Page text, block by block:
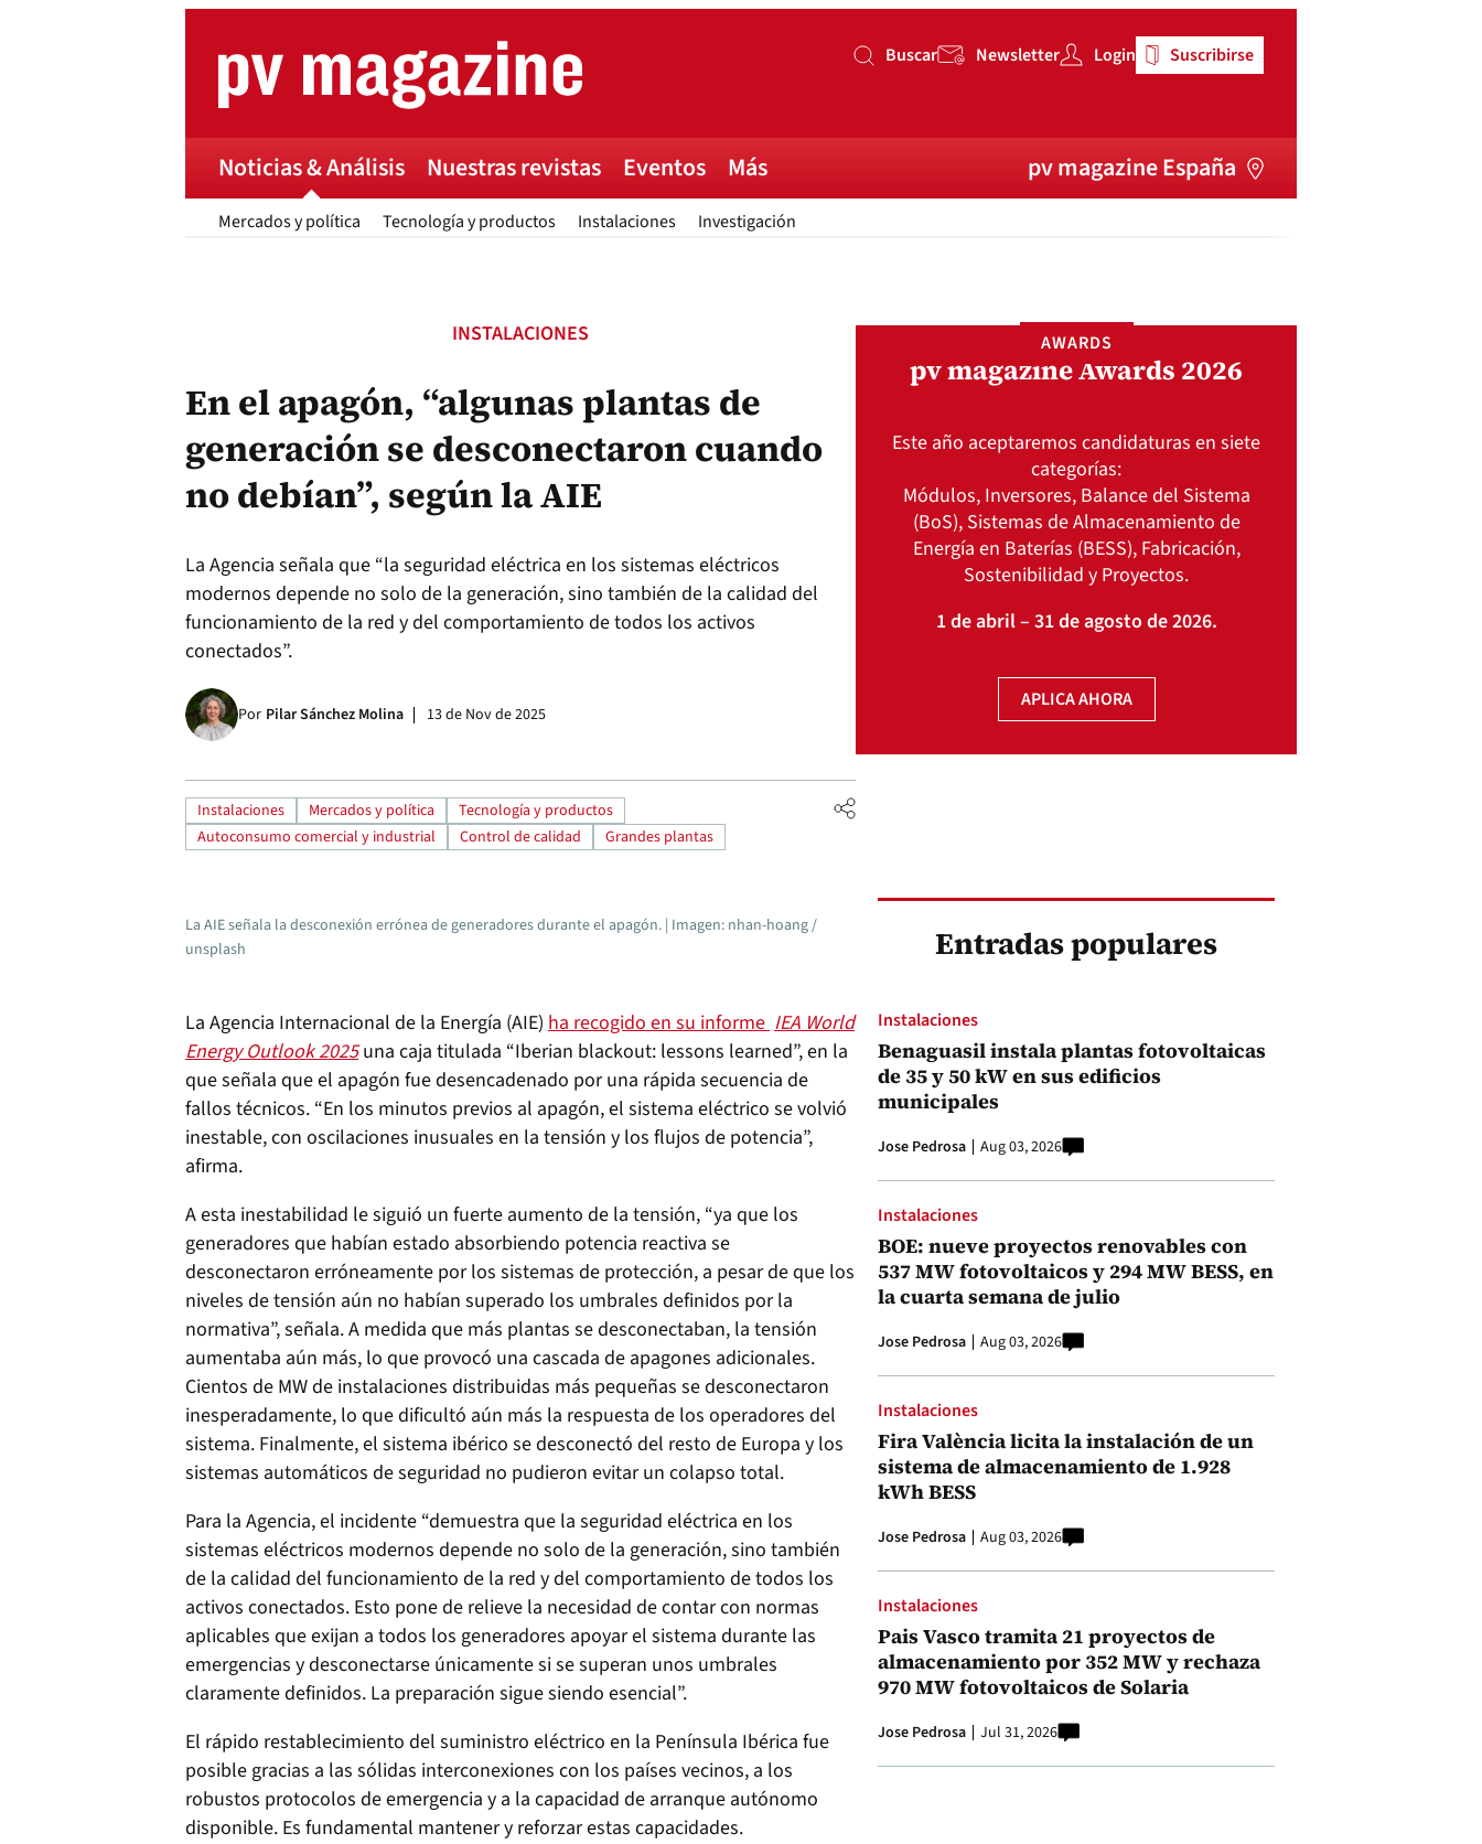
Buscar
Buscar Newsletter Login Suscribirse
Noticias & Análisis
Mercados y política Tecnología y productos Instalaciones Investigación
Nuestras revistas Eventos Más pv magazine España
INSTALACIONES
En el apagón, “algunas plantas de
generación se desconectaron cuando
no debían”, según la AIE
La Agencia señala que “la seguridad eléctrica en los sistemas eléctricos
modernos depende no solo de la generación, sino también de la calidad del
funcionamiento de la red y del comportamiento de todos los activos
conectados”.
Por Pilar Sánchez Molina 13 de Nov de 2025
Instalaciones Mercados y política
Tecnología y productos
Autoconsumo comercial y industrial
Control de calidad Grandes plantas
La AIE señala la desconexión errónea de generadores durante el apagón. | Imagen: nhan-hoang /
unsplash
La Agencia Internacional de la Energía (AIE) ha recogido en su informeIEA World
Energy Outlook 2025una caja titulada “Iberian blackout: lessons learned”, en la
que señala que el apagón fue desencadenado por una rápida secuencia de
fallos técnicos. “En los minutos previos al apagón, el sistema eléctrico se volvió
inestable, con oscilaciones inusuales en la tensión y los flujos de potencia”,
afirma.
A esta inestabilidad le siguió un fuerte aumento de la tensión, “ya que los
generadores que habían estado absorbiendo potencia reactiva se
desconectaron erróneamente por los sistemas de protección, a pesar de que los
niveles de tensión aún no habían superado los umbrales definidos por la
normativa”, señala. A medida que más plantas se desconectaban, la tensión
aumentaba aún más, lo que provocó una cascada de apagones adicionales.
Cientos de MW de instalaciones distribuidas más pequeñas se desconectaron
inesperadamente, lo que dificultó aún más la respuesta de los operadores del
sistema. Finalmente, el sistema ibérico se desconectó del resto de Europa y los
sistemas automáticos de seguridad no pudieron evitar un colapso total.
Para la Agencia, el incidente “demuestra que la seguridad eléctrica en los
sistemas eléctricos modernos depende no solo de la generación, sino también
de la calidad del funcionamiento de la red y del comportamiento de todos los
activos conectados. Esto pone de relieve la necesidad de contar con normas
aplicables que exijan a todos los generadores apoyar el sistema durante las
emergencias y desconectarse únicamente si se superan unos umbrales
claramente definidos. La preparación sigue siendo esencial”.
El rápido restablecimiento del suministro eléctrico en la Península Ibérica fue
posible gracias a las sólidas interconexiones con los países vecinos, a los
robustos protocolos de emergencia y a la capacidad de arranque autónomo
disponible. Es fundamental mantener y reforzar estas capacidades.
AWARDS
pv magazine Awards 2026
Este año aceptaremos candidaturas en siete
categorías:
Módulos, Inversores, Balance del Sistema
(BoS), Sistemas de Almacenamiento de
Energía en Baterías (BESS), Fabricación,
Sostenibilidad y Proyectos.
1 de abril – 31 de agosto de 2026.
APLICA AHORA
Entradas populares
Instalaciones
Benaguasil instala plantas fotovoltaicas
de 35 y 50 kW en sus edificios
municipales
Jose Pedrosa Aug 03, 2026
Instalaciones
BOE: nueve proyectos renovables con
537 MW fotovoltaicos y 294 MW BESS, en
la cuarta semana de julio
Jose Pedrosa Aug 03, 2026
Instalaciones
Fira València licita la instalación de un
sistema de almacenamiento de 1.928
kWh BESS
Jose Pedrosa Aug 03, 2026
Instalaciones
Pais Vasco tramita 21 proyectos de
almacenamiento por 352 MW y rechaza
970 MW fotovoltaicos de Solaria
Jose Pedrosa Jul 31, 2026